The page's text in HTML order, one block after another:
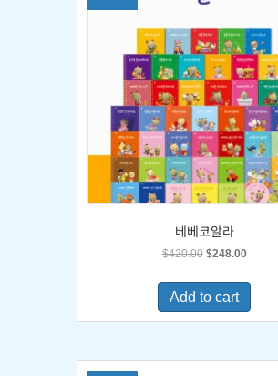
베베코알라
$420.00 Original
was:
$420.00.
$248.00Current
is:
Add to cart